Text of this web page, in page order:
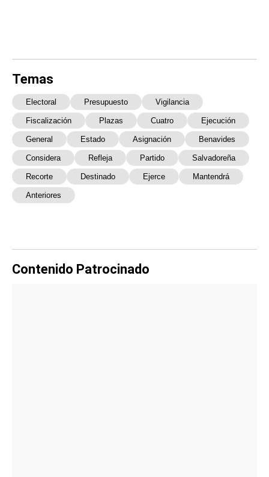
Temas
Electoral Presupuesto Vigilancia
Fiscalización Plazas Cuatro Ejecución
General Estado Asignación Benavides
Considera Refleja Partido Salvadoreña
Recorte Destinado Ejerce Mantendrá
Anteriores
Contenido Patrocinado